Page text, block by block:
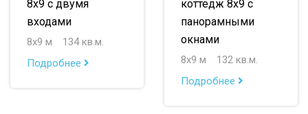
8х9 с двумя
входами
8х9 м
134 кв.м.
Подробнее
коттедж 8х9 с
панорамными
окнами
8х9 м
132 кв.м.
Подробнее